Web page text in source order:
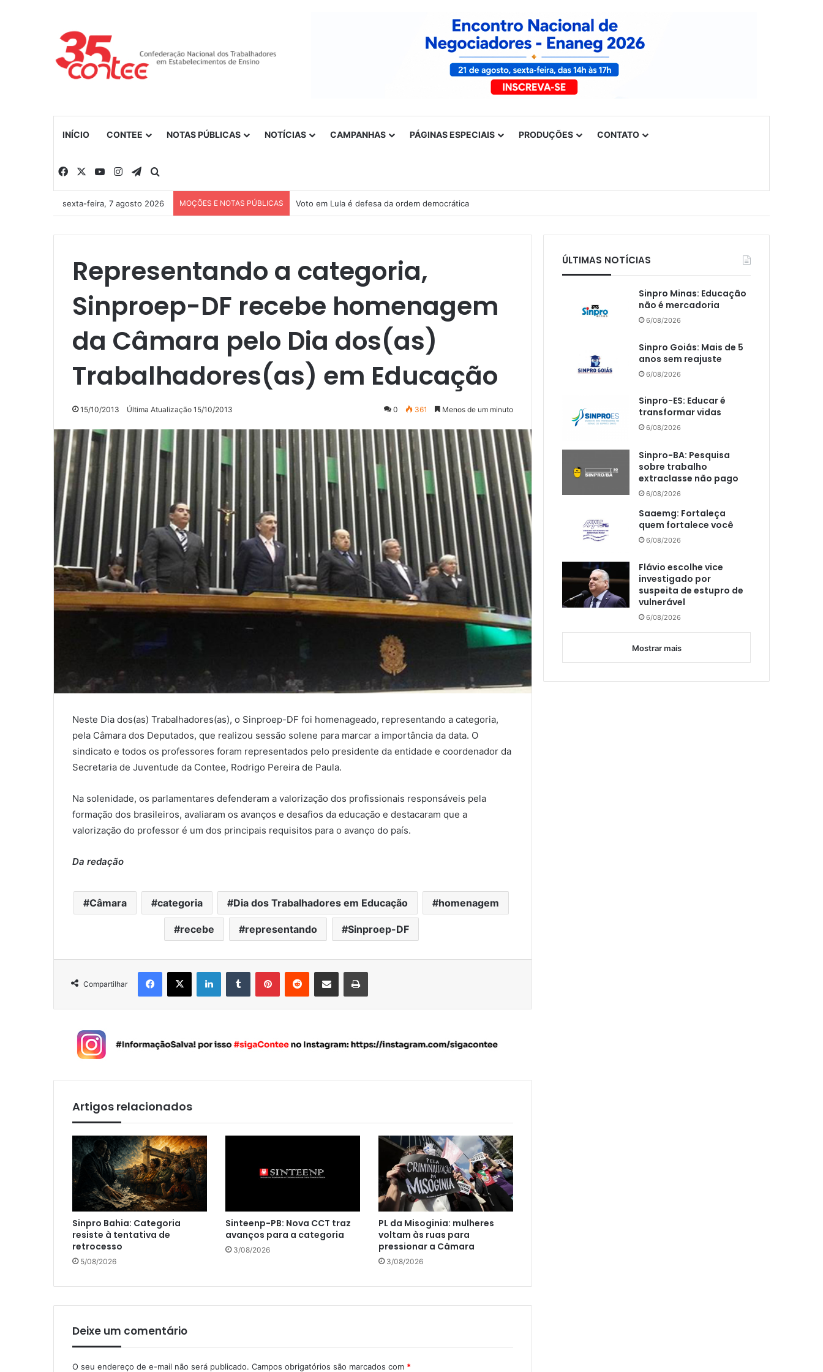
INÍCIO CONTEE NOTAS PÚBLICAS NOTÍCIAS CAMPANHAS PÁGINAS ESPECIAIS PRODUÇÕES CONTATO
Facebook YouTubeInstagramTelegram
sexta-feira, 7 agosto 2026 MOÇÕES E NOTAS PÚBLICAS Voto em Lula é defesa da ordem democrática
Representando a categoria,
Sinproep-DF recebe homenagem
da Câmara pelo Dia dos(as)
Trabalhadores(as) em Educação
15/10/2013 Última Atualização 15/10/2013 0 361 Menos de um minuto
Neste Dia dos(as) Trabalhadores(as), o Sinproep-DF foi homenageado, representando a categoria,
pela Câmara dos Deputados, que realizou sessão solene para marcar a importância da data. O
sindicato e todos os professores foram representados pelo presidente da entidade e coordenador da
Secretaria de Juventude da Contee, Rodrigo Pereira de Paula.
Na solenidade, os parlamentares defenderam a valorização dos profissionais responsáveis pela
formação dos brasileiros, avaliaram os avanços e desafios da educação e destacaram que a
valorização do professor é um dos principais requisitos para o avanço do país.
Da redação
Câmara categoria Dia dos Trabalhadores em Educação homenagem
recebe representando Sinproep-DF
Compartilhar
Artigos relacionados
Sinpro Bahia: Categoria
resiste à tentativa de
retrocesso
5/08/2026
Sinteenp-PB: Nova CCT traz
avanços para a categoria
3/08/2026
PL da Misoginia: mulheres
voltam às ruas para
pressionar a Câmara
3/08/2026
Deixe um comentário
O seu endereço de e-mail não será publicado. Campos obrigatórios são marcados com *
ÚLTIMAS NOTÍCIAS
Sinpro Minas: Educação
não é mercadoria
6/08/2026
Sinpro Goiás: Mais de 5
anos sem reajuste
6/08/2026
Sinpro-ES: Educar é
transformar vidas
6/08/2026
Sinpro-BA: Pesquisa
sobre trabalho
extraclasse não pago
6/08/2026
Saaemg: Fortaleça
quem fortalece você
6/08/2026
Flávio escolhe vice
investigado por
suspeita de estupro de
vulnerável
6/08/2026
Mostrar mais